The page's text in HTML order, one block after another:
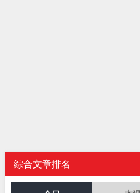
綜合文章排名